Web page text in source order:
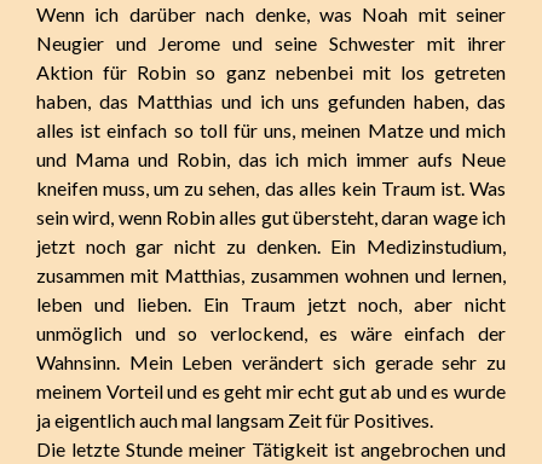
Wenn ich darüber nach denke, was Noah mit seiner
Neugier und Jerome und seine Schwester mit ihrer
Aktion für Robin so ganz nebenbei mit los getreten
haben, das Matthias und ich uns gefunden haben, das
alles ist einfach so toll für uns, meinen Matze und mich
und Mama und Robin, das ich mich immer aufs Neue
kneifen muss, um zu sehen, das alles kein Traum ist. Was
sein wird, wenn Robin alles gut übersteht, daran wage ich
jetzt noch gar nicht zu denken. Ein Medizinstudium,
zusammen mit Matthias, zusammen wohnen und lernen,
leben und lieben. Ein Traum jetzt noch, aber nicht
unmöglich und so verlockend, es wäre einfach der
Wahnsinn. Mein Leben verändert sich gerade sehr zu
meinem Vorteil und es geht mir echt gut ab und es wurde
ja eigentlich auch mal langsam Zeit für Positives.
Die letzte Stunde meiner Tätigkeit ist angebrochen und